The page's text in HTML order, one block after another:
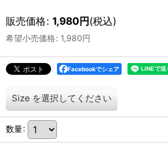
販売価格: 1,980円(税込)
希望小売価格: 1,980円
Facebookでシェア
Size を選択してください
数量: